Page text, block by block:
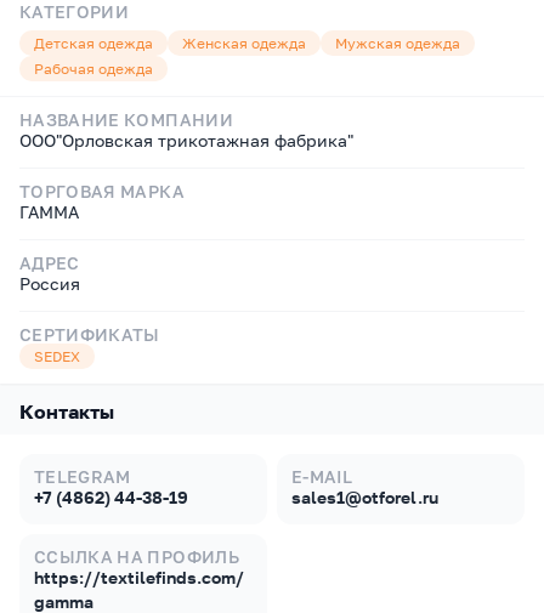
КАТЕГОРИИ
Детская одежда Женская одежда
Мужская одежда
Рабочая одежда
НАЗВАНИЕ КОМПАНИИ
ООО"Орловская трикотажная фабрика"
ТОРГОВАЯ МАРКА
ГАММА
АДРЕС
Россия
СЕРТИФИКАТЫ
SEDEX
Контакты
TELEGRAM
+7 (4862) 44-38-19
E-MAIL
sales1@otforel.ru
ССЫЛКА НА ПРОФИЛЬ
https://textilefinds.com/
gamma